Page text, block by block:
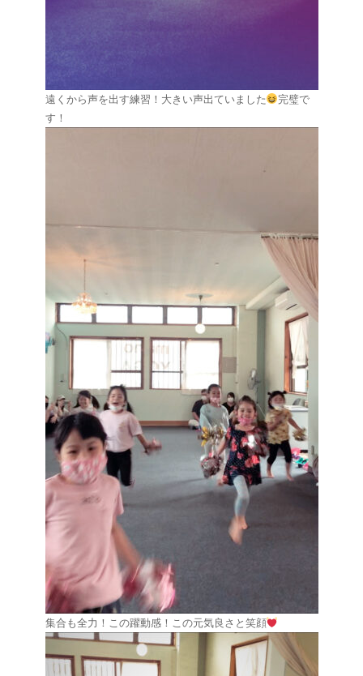
遠くから声を出す練習！大きい声出ていました
完璧で
す！
集合も全力！この躍動感！この元気良さと笑顔